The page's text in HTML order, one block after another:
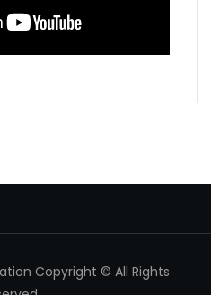
Copyright © All Rights